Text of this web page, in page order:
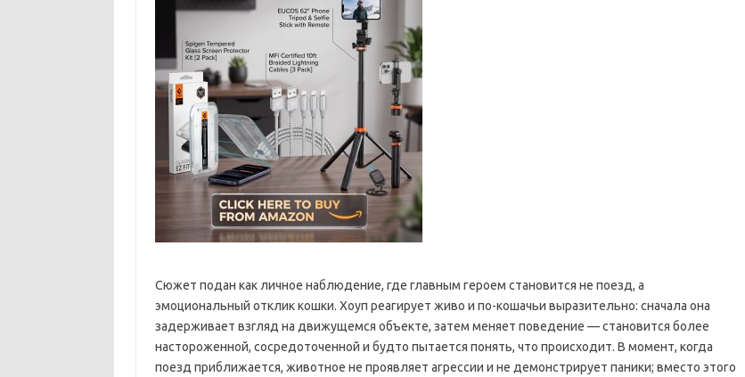
Сюжет подан как личное наблюдение, где главным героем становится не поезд, а
эмоциональный отклик кошки. Хоуп реагирует живо и по-кошачьи выразительно: сначала она
задерживает взгляд на движущемся объекте, затем меняет поведение — становится более
настороженной, сосредоточенной и будто пытается понять, что происходит. В момент, когда
поезд приближается, животное не проявляет агрессии и не демонстрирует паники; вместо этого